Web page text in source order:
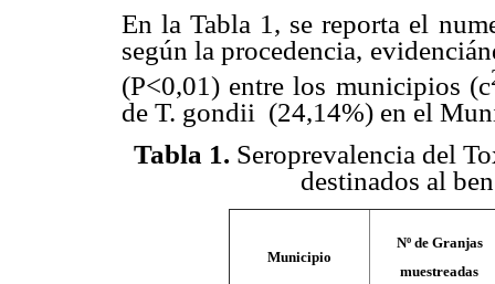
En la Tabla 1, se reporta el
según la procedencia,
(P<0,01) entre los municipios (c
de T. gondii (24,14%) en el
Tabla 1. Seroprevalencia del
destinados al
Municipio
Nº de Granjas
muestreadas